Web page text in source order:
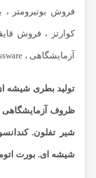
فروش بوتیرومتر ،
کوارتز ، فروش
آزمایشگاهی ، Laboratory Glassware
تولید بطری شیشه
ظروف آزمایشگاهی .
شیر تفلون.
شیشه ای. بورت